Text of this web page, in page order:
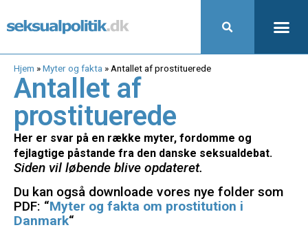
Hjem »Myter og fakta » Antallet af prostituerede
Antallet af
prostituerede
Her er svar på en række myter, fordomme og
fejlagtige påstande fra den danske seksualdebat.
Siden vil løbende blive opdateret.
Du kan også downloade vores nye folder som
PDF: “Myter og fakta om prostitution i
Danmark“